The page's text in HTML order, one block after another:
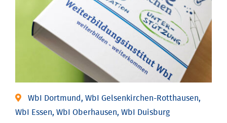
WbI Dortmund, WbI Gelsenkirchen-Rotthausen,
WbI Essen, WbI Oberhausen, WbI Duisburg